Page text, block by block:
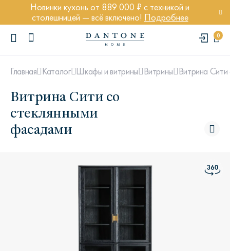
Новинки кухонь от 889 000 ₽ с техникой и
столешницей — всё включено! Подробнее
0
ПОПУЛЯРНЫЕ ЗАПРОСЫ
Главная Каталог Шкафы и витрины Витрины Витрина
Витрина Сити со
стеклянными
фасадами